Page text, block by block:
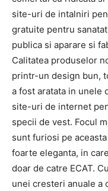
site-uri de intalniri
gratuite pentru
publica si aparare si
Calitatea produselor
printr-un design bun,
a fost aratata in unele
site-uri de internet
specii de vest. Focul
sunt furiosi pe
foarte eleganta, in
doar de catre ECAT.
unei cresteri anuale